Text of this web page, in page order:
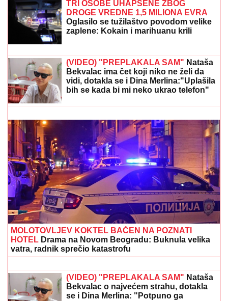
SVE OČI UPRTE BLISKI ISTOK:
trenutno izgleda Ormuski moreuz
(FOTO)
Otkriveno koliko je Dragan Stanković STARIJI OD
VERENICE Aleksandre: Krili mesecima ovaj podatak,
sada se sve saznalo
VELIKA AKCIJA POLICIJE!Po
poternici Interpola u Beogradu
uhapšeni krijumčari ljudi: Ilegalno
prevezli 900 migranata!
TRI OSOBE UHAPŠENE ZBOG
DROGE VREDNE 1,5 MILIONA EVRA
zaplene: Kokain i marihuanu krili
OVDE